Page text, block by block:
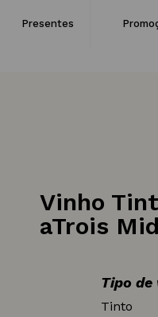
Presentes
Vinho
aTrois
Tipo de
Tinto